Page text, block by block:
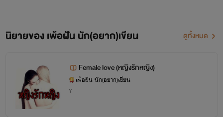
นิยายของ เพ้อฝัน นัก(อยาก)เขียน ดูทั้งหมด
Female love (หญิงรักหญิง)
เพ้อฝัน นัก(อยาก)เขียน
Y